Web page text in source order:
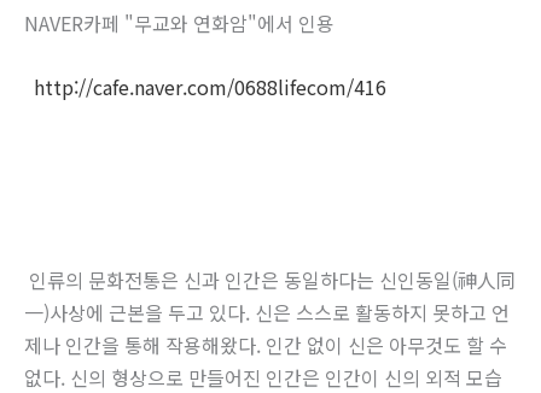
NAVER카페 "무교와 연화암"에서 인용
http://cafe.naver.com/0688lifecom/416
인류의 문화전통은 신과 인간은 동일하다는 신인동일(神人同
一)사상에 근본을 두고 있다. 신은 스스로 활동하지 못하고 언
제나 인간을 통해 작용해왔다. 인간 없이 신은 아무것도 할 수
없다. 신의 형상으로 만들어진 인간은 인간이 신의 외적 모습